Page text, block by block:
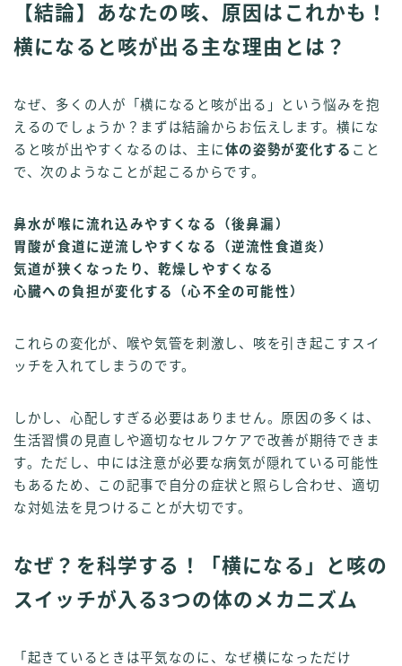
【結論】あなたの咳、原因はこれかも！
横になると咳が出る主な理由とは？
なぜ、多くの人が「横になると咳が出る」という悩みを抱
えるのでしょうか？まずは結論からお伝えします。横にな
ると咳が出やすくなるのは、主に体の姿勢が変化する こと
で、次のようなことが起こるからです。
鼻水が喉に流れ込みやすくなる（後鼻漏）
胃酸が食道に逆流しやすくなる（逆流性食道炎）
気道が狭くなったり、乾燥しやすくなる
心臓への負担が変化する（心不全の可能性）
これらの変化が、喉や気管を刺激し、咳を引き起こすスイ
ッチを入れてしまうのです。
しかし、心配しすぎる必要はありません。原因の多くは、
生活習慣の見直しや適切なセルフケアで改善が期待できま
す。ただし、中には注意が必要な病気が隠れている可能性
もあるため、この記事で自分の症状と照らし合わせ、適切
な対処法を見つけることが大切です。
なぜ？を科学する！「横になる」と咳の
スイッチが入る3つの体のメカニズム
「起きているときは平気なのに、なぜ横になっただけ